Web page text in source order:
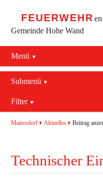
FEUERWEHR en
Gemeinde Hohe Wand
Menü
Navigation
überspringen
Netting
Submenü
überspringen
Aktuelles
Mannschaft
Ausrüstung
Filter
2016
2018
Maiersdorf Aktuelles Beitrag
Technischer